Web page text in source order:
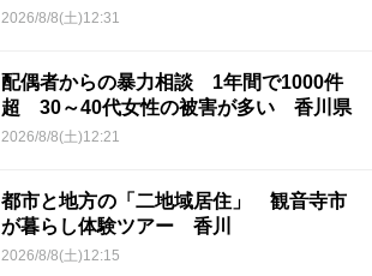
2026/8/8(土)12:31
配偶者からの暴力相談 1年間で1000件
超 30～40代女性の被害が多い 香川県
2026/8/8(土)12:21
都市と地方の「二地域居住」 観音寺市
が暮らし体験ツアー 香川
2026/8/8(土)12:15